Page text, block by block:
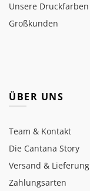
Unsere Druckfarben
Großkunden
ÜBER UNS
Team & Kontakt
Die Cantana Story
Versand & Lieferung
Zahlungsarten